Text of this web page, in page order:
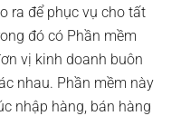
ra để phục vụ cho tất
đó có Phần mềm
vị kinh doanh buôn
nhau. Phần mềm này
nhập hàng, bán hàng